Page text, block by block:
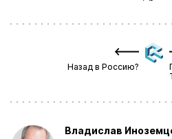
Назад в Россию?
Владислав